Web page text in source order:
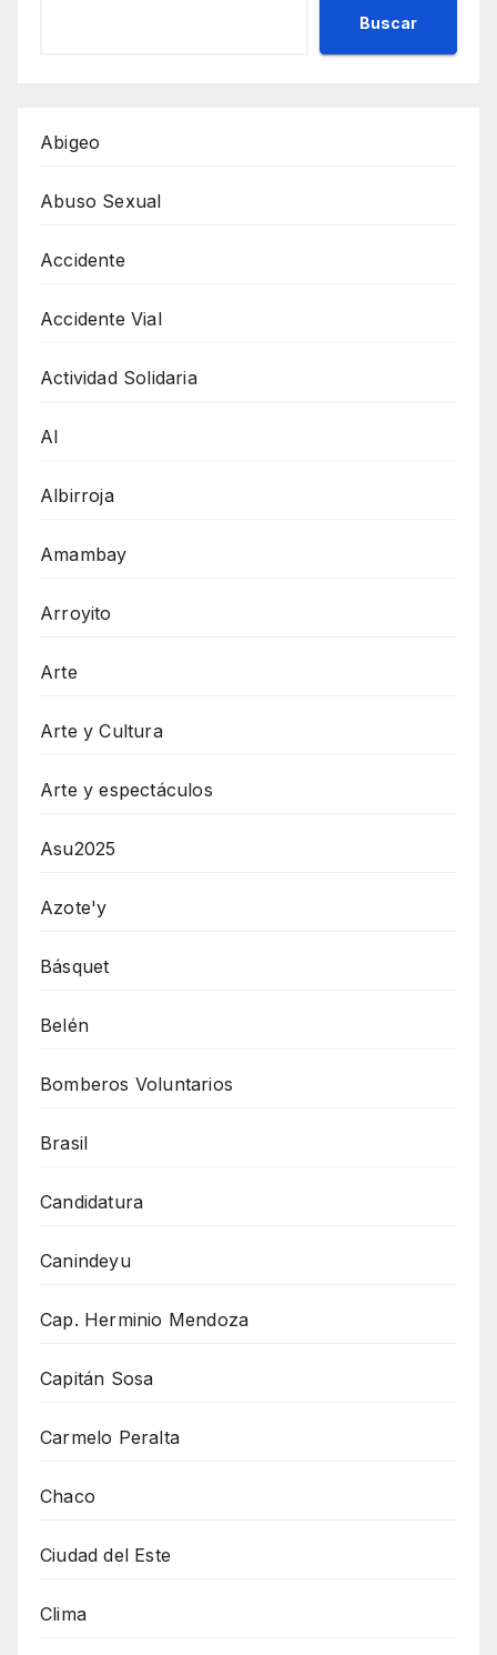
Buscar
Abigeo
Abuso Sexual
Accidente
Accidente Vial
Actividad Solidaria
AI
Albirroja
Amambay
Arroyito
Arte
Arte y Cultura
Arte y espectáculos
Asu2025
Azote'y
Básquet
Belén
Bomberos Voluntarios
Brasil
Candidatura
Canindeyu
Cap. Herminio Mendoza
Capitán Sosa
Carmelo Peralta
Chaco
Ciudad del Este
Clima